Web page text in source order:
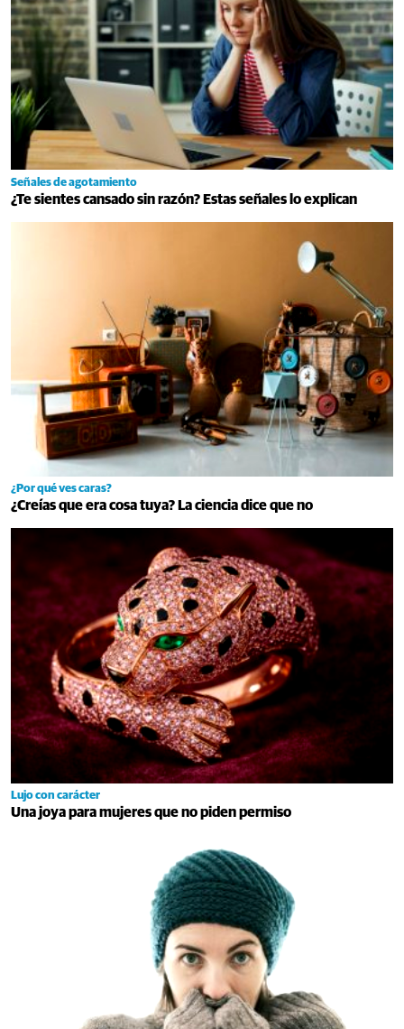
Señales de agotamiento
¿Te sientes cansado sin razón? Estas señales lo explican
¿Por qué ves caras?
¿Creías que era cosa tuya? La ciencia dice que no
Lujo con carácter
Una joya para mujeres que no piden permiso